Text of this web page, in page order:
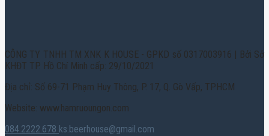
CÔNG TY TNHH TM XNK K HOUSE - GPKD số 0317003916 | Bởi Sở
KHĐT TP. Hồ Chí Minh cấp: 29/10/2021
Địa chỉ: Số 69-71 Phạm Huy Thông, P. 17, Q. Gò Vấp, TPHCM
Website: www.hamruoungon.com
084.2222.678 ks.beerhouse@gmail.com